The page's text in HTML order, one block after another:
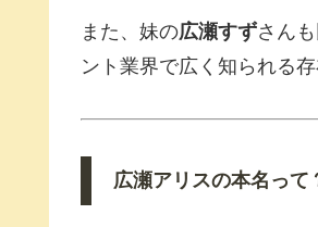
また、妹の広瀬すずさん
ント業界で広く知られる
広瀬アリスの本名って